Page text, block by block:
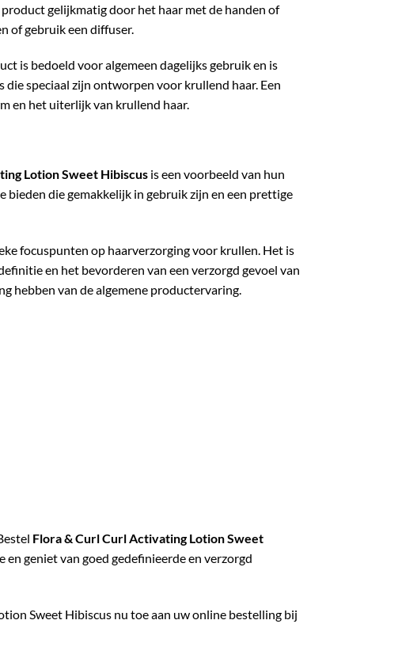
gelijkmatig door het haar met de handen of
of gebruik een diffuser.
is bedoeld voor algemeen dagelijks gebruik en is
speciaal zijn ontworpen voor krullend haar. Een
en het uiterlijk van krullend haar.
Lotion Sweet Hibiscus is een voorbeeld van hun
die gemakkelijk in gebruik zijn en een prettige
focuspunten op haarverzorging voor krullen. Het is
en het bevorderen van een verzorgd gevoel van
hebben van de algemene productervaring.
Flora & Curl Curl Activating Lotion Sweet
geniet van goed gedefinieerde en verzorgd
Sweet Hibiscus nu toe aan uw online bestelling bij